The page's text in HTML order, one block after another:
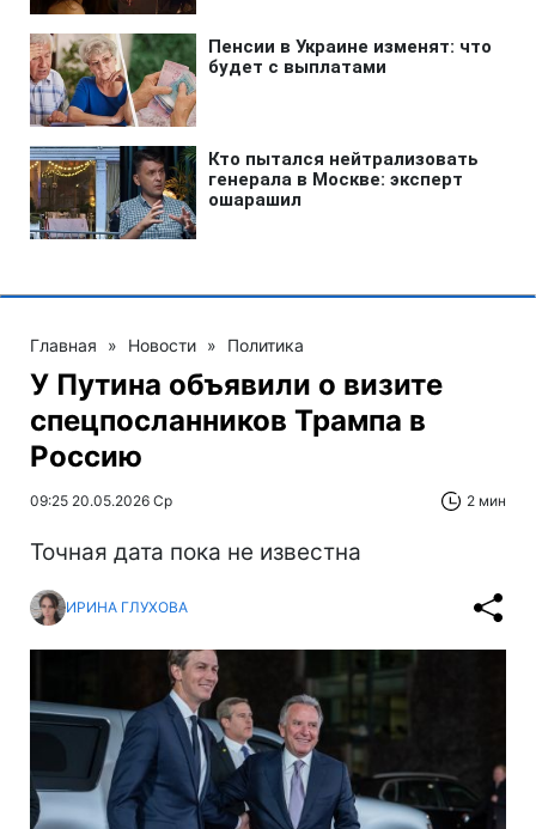
Главная » Новости » Политика
У Путина объявили о визите
спецпосланников Трампа в
Россию
09:25 20.05.2026 Ср 2 мин
Точная дата пока не известна
ИРИНА ГЛУХОВА